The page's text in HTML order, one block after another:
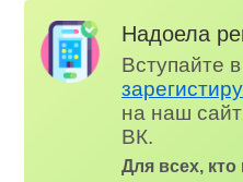
Надоела
Вступайте
на наш
ВК.
Для всех, кто